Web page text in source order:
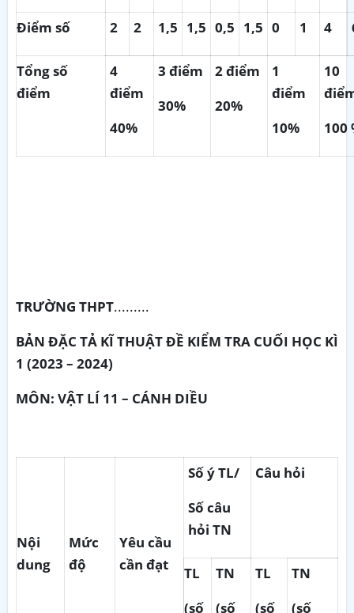
Điểm số 2 2 1,5 1,5 0,5 1,5 0 1 4
Tổng số
điểm
4
điểm
40%
3 điểm
30%
2điểm
20%
1
điểm
10%
10
100
TRƯỜNG THPT.........
BẢN ĐẶC TẢ KĨ THUẬT ĐỀ KIỂM TRA CUỐI HỌC KÌ
1 (2023 – 2024)
MÔN: VẬT LÍ 11 – CÁNH DIỀU
Nội
dung
Mức
độ
Yêu cầu
cần đạt
Số ý TL/
Số câu
hỏi TN
Câu hỏi
TL
(số
TN
(số
TL
(số
TN
(số